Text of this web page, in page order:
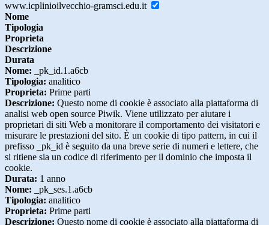
www.icplinioilvecchio-gramsci.edu.it
Nome
Tipologia
Proprieta
Descrizione
Durata
Nome: _pk_id.1.a6cb
Tipologia: analitico
Proprieta: Prime parti
Descrizione: Questo nome di cookie è associato alla piattaforma di
analisi web open source Piwik. Viene utilizzato per aiutare i
proprietari di siti Web a monitorare il comportamento dei visitatori e
misurare le prestazioni del sito. È un cookie di tipo pattern, in cui il
prefisso _pk_id è seguito da una breve serie di numeri e lettere, che
si ritiene sia un codice di riferimento per il dominio che imposta il
cookie.
Durata: 1 anno
Nome: _pk_ses.1.a6cb
Tipologia: analitico
Proprieta: Prime parti
Descrizione: Questo nome di cookie è associato alla piattaforma di